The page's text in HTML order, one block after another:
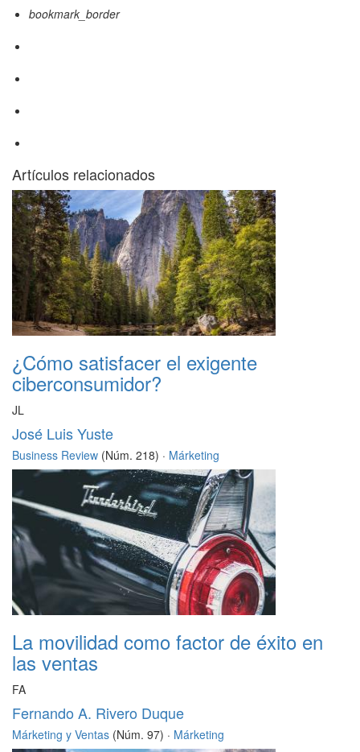
bookmark_border
Artículos relacionados
¿Cómo satisfacer el exigente
ciberconsumidor?
JL
José Luis Yuste
Business Review (Núm. 218) · Márketing
La movilidad como factor de éxito en
las ventas
FA
Fernando A. Rivero Duque
Márketing y Ventas (Núm. 97) · Márketing